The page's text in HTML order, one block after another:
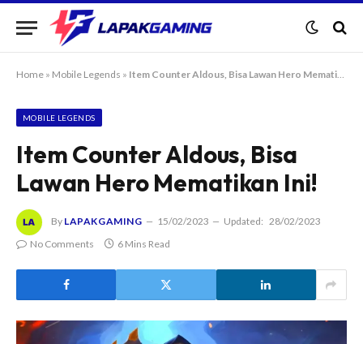
Home » Mobile Legends » Item Counter Aldous, Bisa Lawan Hero Mematikan Ini!
MOBILE LEGENDS
Item Counter Aldous, Bisa
Lawan Hero Mematikan Ini!
By LAPAKGAMING 15/02/2023 Updated: 28/02/2023
No Comments
6 Mins Read